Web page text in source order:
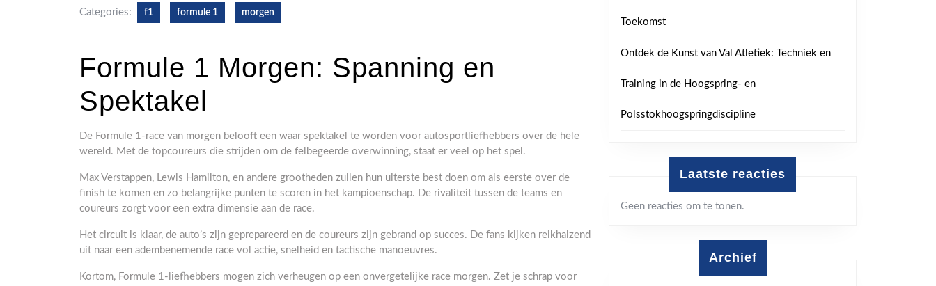
Categories: f1 formule 1 morgen
Formule 1 Morgen: Spanning en
Spektakel
De Formule 1-race van morgen belooft een waar spektakel te worden voor autosportliefhebbers over de hele
wereld. Met de topcoureurs die strijden om de felbegeerde overwinning, staat er veel op het spel.
Max Verstappen, Lewis Hamilton, en andere grootheden zullen hun uiterste best doen om als eerste over de
finish te komen en zo belangrijke punten te scoren in het kampioenschap. De rivaliteit tussen de teams en
coureurs zorgt voor een extra dimensie aan de race.
Het circuit is klaar, de auto’s zijn geprepareerd en de coureurs zijn gebrand op succes. De fans kijken reikhalzend
uit naar een adembenemende race vol actie, snelheid en tactische manoeuvres.
Kortom, Formule 1-liefhebbers mogen zich verheugen op een onvergetelijke race morgen. Zet je schrap voor
Toekomst
Ontdek de Kunst van Val Atletiek: Techniek en
Training in de Hoogspring- en
Polsstokhoogspringdiscipline
Laatste reacties
Geen reacties om te tonen.
Archief